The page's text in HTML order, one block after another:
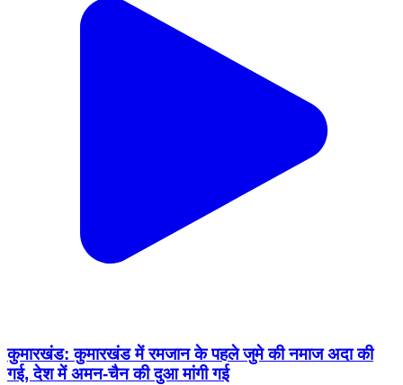
कुमारखंड: कुमारखंड में रमजान के पहले जुमे की नमाज अदा की
गई, देश में अमन-चैन की दुआ मांगी गई